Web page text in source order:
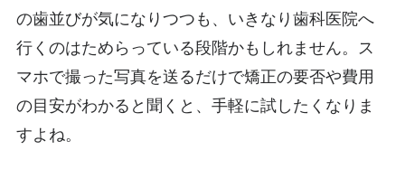
の歯並びが気になりつつも、いきなり歯科医院へ
行くのはためらっている段階かもしれません。ス
マホで撮った写真を送るだけで矯正の要否や費用
の目安がわかると聞くと、手軽に試したくなりま
すよね。